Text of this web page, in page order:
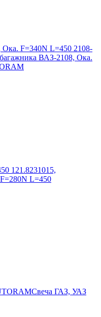
F=340N L=450 2108-
ВАЗ-2108, Ока.
121.8231015,
L=450
Свеча ГАЗ, УАЗ